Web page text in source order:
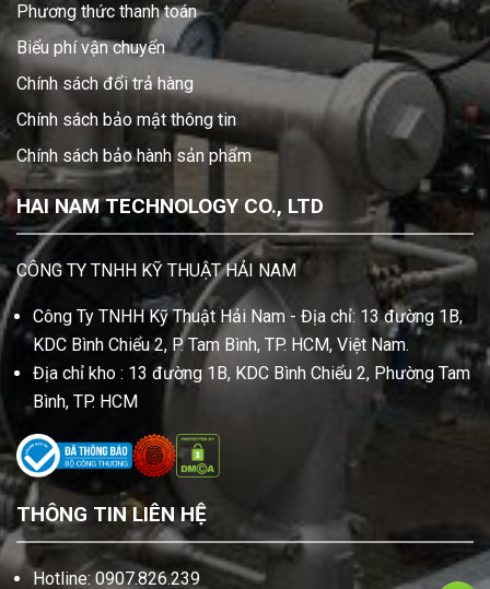
Phương thức thanh toán
Biểu phí vận chuyển
Chính sách đổi trả hàng
Chính sách bảo mật thông tin
Chính sách bảo hành sản phẩm
HAI NAM TECHNOLOGY CO., LTD
CÔNG TY TNHH KỸ THUẬT HẢI NAM
Công Ty TNHH Kỹ Thuật Hải Nam - Địa chỉ: 13 đường 1B,
KDC Bình Chiểu 2, P. Tam Bình, TP. HCM, Việt Nam.
Địa chỉ kho : 13 đường 1B, KDC Bình Chiểu 2, Phường Tam
Bình, TP. HCM
THÔNG TIN LIÊN HỆ
Hotline: 0907.826.239